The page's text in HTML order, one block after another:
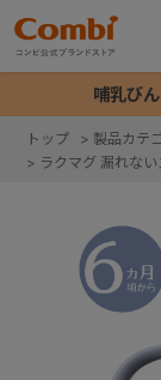
哺乳び
トップ > 製品カテ
> ラクマグ 漏れな